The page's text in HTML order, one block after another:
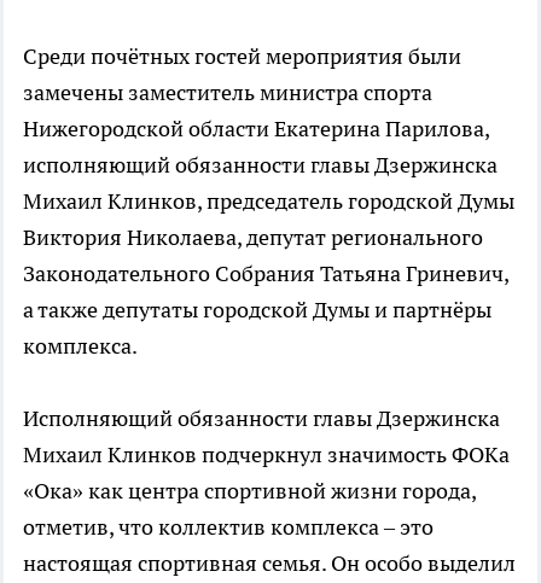
Среди почётных гостей мероприятия были
замечены заместитель министра спорта
Нижегородской области Екатерина Парилова,
исполняющий обязанности главы Дзержинска
Михаил Клинков, председатель городской Думы
Виктория Николаева, депутат регионального
Законодательного Собрания Татьяна Гриневич,
а также депутаты городской Думы и партнёры
комплекса.
Исполняющий обязанности главы Дзержинска
Михаил Клинков подчеркнул значимость ФОКа
«Ока» как центра спортивной жизни города,
отметив, что коллектив комплекса – это
настоящая спортивная семья. Он особо выделил